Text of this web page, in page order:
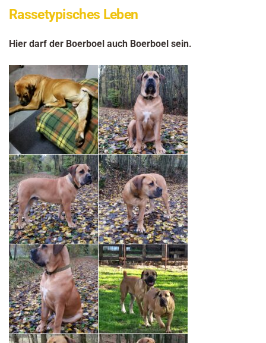
Rassetypisches Leben
Hier darf der Boerboel auch Boerboel sein.